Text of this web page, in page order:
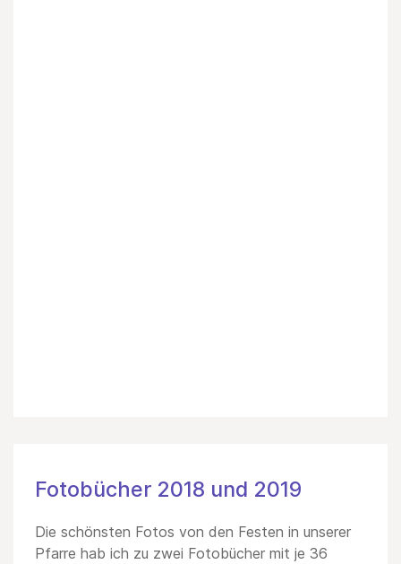
Fotobücher 2018 und 2019
Die schönsten Fotos von den Festen in unserer
Pfarre hab ich zu zwei Fotobücher mit je 36